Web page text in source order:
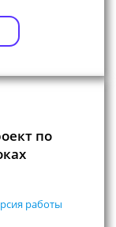
по
работы